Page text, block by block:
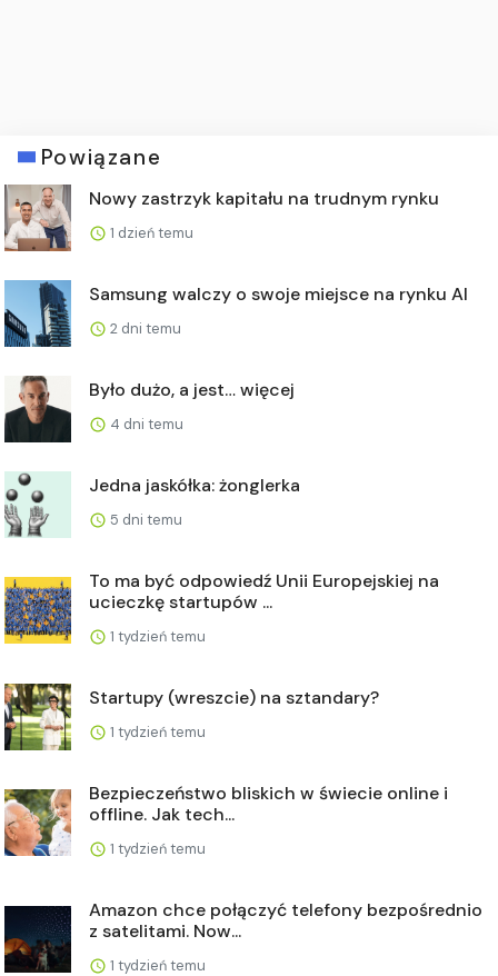
Powiązane
Nowy zastrzyk kapitału na trudnym rynku
1 dzień temu
Samsung walczy o swoje miejsce na rynku AI
2 dni temu
Było dużo, a jest… więcej
4 dni temu
Jedna jaskółka: żonglerka
5 dni temu
To ma być odpowiedź Unii Europejskiej na
ucieczkę startupów ...
1 tydzień temu
Startupy (wreszcie) na sztandary?
1 tydzień temu
Bezpieczeństwo bliskich w świecie online i
offline. Jak tech...
1 tydzień temu
Amazon chce połączyć telefony bezpośrednio
z satelitami. Now...
1 tydzień temu